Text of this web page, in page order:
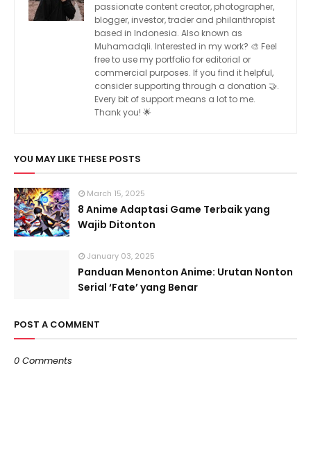
passionate content creator, photographer,
blogger, investor, trader and philanthropist
based in Indonesia. Also known as
Muhamadqli. Interested in my work? 🎨 Feel
free to use my portfolio for editorial or
commercial purposes. If you find it helpful,
consider supporting through a donation 🤝.
Every bit of support means a lot to me.
Thank you! 🌟
YOU MAY LIKE THESE POSTS
March 15, 2025
8 Anime Adaptasi Game Terbaik yang
Wajib Ditonton
January 03, 2025
Panduan Menonton Anime: Urutan Nonton
Serial ‘Fate’ yang Benar
POST A COMMENT
0 Comments